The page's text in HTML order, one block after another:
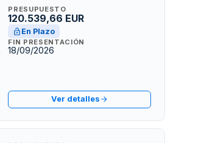
PRESUPUESTO
120.539,66 EUR
En Plazo
FIN PRESENTACIÓN
18/09/2026
Ver detalles